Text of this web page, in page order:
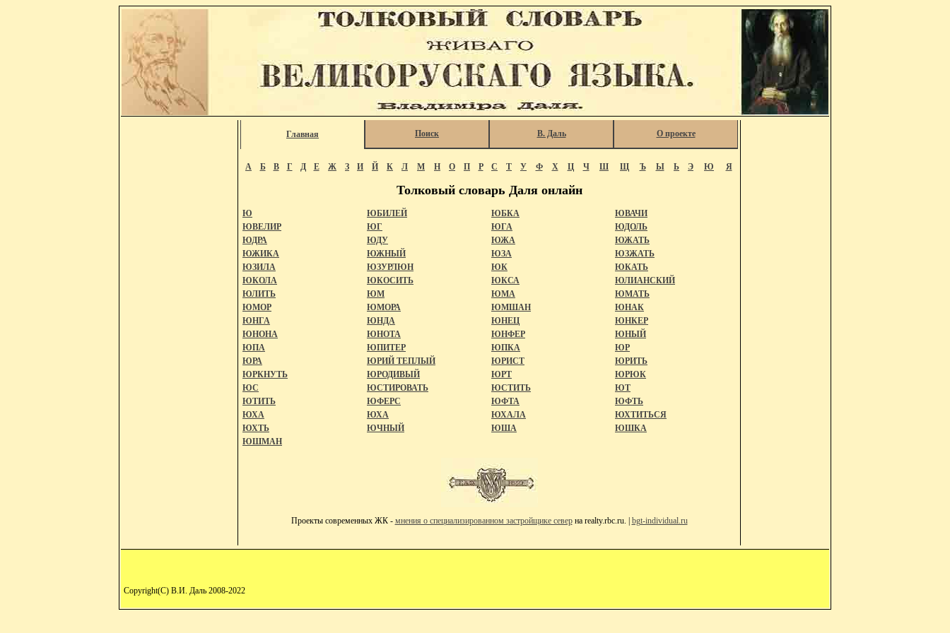
Главная Поиск В. Даль О проекте
А Б В Г Д Е Ж З И Й К Л М Н О П Р С Т У Ф Х Ц Ч Ш Щ Ъ Ы Ь Э Ю Я
Толковый словарь Даля онлайн
Ю ЮБИЛЕЙ ЮБКА
ЮВАЧИ
ЮВЕЛИР
ЮГ ЮГА
ЮДОЛЬ
ЮДРА
ЮДУ ЮЖА
ЮЖАТЬ
ЮЖИКА
ЮЖНЫЙ ЮЗА
ЮЗЖАТЬ
ЮЗИЛА
ЮЗУРЛЮН ЮК
ЮКАТЬ
ЮКОЛА
ЮКОСИТЬ ЮКСА
ЮЛИАНСКИЙ
ЮЛИТЬ
ЮМ ЮМА
ЮМАТЬ
ЮМОР
ЮМОРА ЮМШАН
ЮНАК
ЮНГА
ЮНДА ЮНЕЦ
ЮНКЕР
ЮНОНА
ЮНОТА ЮНФЕР
ЮНЫЙ
ЮПА
ЮПИТЕР ЮПКА
ЮР
ЮРА
ЮРИЙ ТЕПЛЫЙ ЮРИСТ
ЮРИТЬ
ЮРКНУТЬ
ЮРОДИВЫЙ ЮРТ
ЮРЮК
ЮС
ЮСТИРОВАТЬ ЮСТИТЬ
ЮТ
ЮТИТЬ
ЮФЕРС ЮФТА
ЮФТЬ
ЮХА
ЮХА ЮХАЛА
ЮХТИТЬСЯ
ЮХТЬ
ЮЧНЫЙ ЮША
ЮШКА
ЮШМАН
Проекты современных ЖК - мнения о специализированном застройщике северна realty.rbc.ru. | bgt-individual.ru
Copyright(C) В.И. Даль 2008-2022